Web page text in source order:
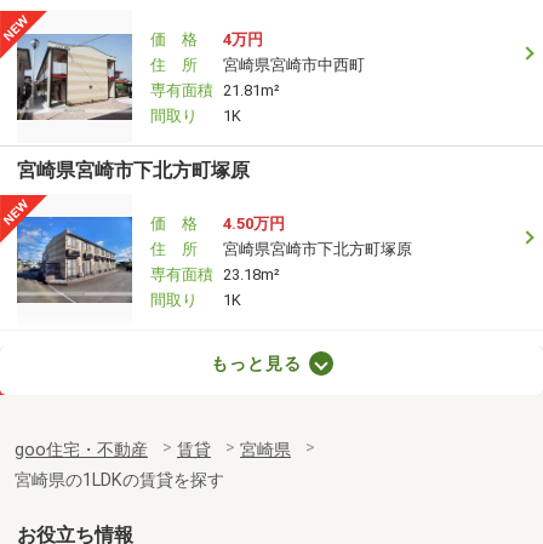
価 格
4万円
住 所
宮崎県宮崎市中西町
専有面積 21.81m²
間取り
1K
宮崎県宮崎市下北方町塚原
価 格
4.50万円
住 所
宮崎県宮崎市下北方町塚原
専有面積 23.18m²
間取り
1K
専有面積
19.87m²
間取り
宮崎県宮崎市下北方町塚原
もっと見る
goo住宅・不動産 賃貸
宮崎県
宮崎県の1LDKの賃貸を探す
お役立ち情報